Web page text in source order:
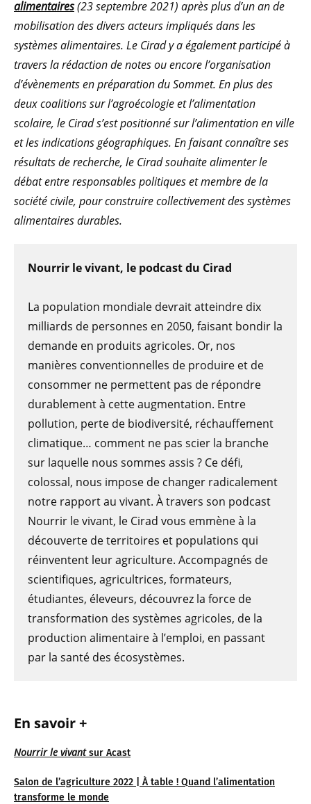
En savoir +
Nourrir le vivantsur Acast
Salon de l’agriculture 2022 | À table ! Quand l’alimentation
transforme le monde
alimentaires(23 septembre 2021) après plus d’un an de
mobilisation des divers acteurs impliqués dans les
systèmes alimentaires. Le Cirad y a également participé à
travers la rédaction de notes ou encore l’organisation
d’évènements en préparation du Sommet. En plus des
deux coalitions sur l’agroécologie et l’alimentation
scolaire, le Cirad s’est positionné sur l’alimentation en ville
et les indications géographiques. En faisant connaître ses
résultats de recherche, le Cirad souhaite alimenter le
débat entre responsables politiques et membre de la
société civile, pour construire collectivement des systèmes
alimentaires durables.
Nourrir le vivant, le podcast du Cirad
La population mondiale devrait atteindre dix
milliards de personnes en 2050, faisant bondir la
demande en produits agricoles. Or, nos
manières conventionnelles de produire et de
consommer ne permettent pas de répondre
durablement à cette augmentation. Entre
pollution, perte de biodiversité, réchauffement
climatique… comment ne pas scier la branche
sur laquelle nous sommes assis ? Ce défi,
colossal, nous impose de changer radicalement
notre rapport au vivant. À travers son podcast
Nourrir le vivant, le Cirad vous emmène à la
découverte de territoires et populations qui
réinventent leur agriculture. Accompagnés de
scientifiques, agricultrices, formateurs,
étudiantes, éleveurs, découvrez la force de
transformation des systèmes agricoles, de la
production alimentaire à l’emploi, en passant
par la santé des écosystèmes.